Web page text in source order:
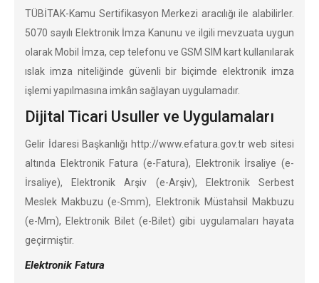
TÜBİTAK-Kamu Sertifikasyon Merkezi aracılığı ile alabilirler.
5070 sayılı Elektronik İmza Kanunu ve ilgili mevzuata uygun
olarak Mobil İmza, cep telefonu ve GSM SIM kart kullanılarak
ıslak imza niteliğinde güvenli bir biçimde elektronik imza
işlemi yapılmasına imkân sağlayan uygulamadır.
Dijital Ticari Usuller ve Uygulamaları
Gelir İdaresi Başkanlığı http://www.efatura.gov.tr web sitesi
altında Elektronik Fatura (e-Fatura), Elektronik İrsaliye (e-
İrsaliye), Elektronik Arşiv (e-Arşiv), Elektronik Serbest
Meslek Makbuzu (e-Smm), Elektronik Müstahsil Makbuzu
(e-Mm), Elektronik Bilet (e-Bilet) gibi uygulamaları hayata
geçirmiştir.
Elektronik Fatura